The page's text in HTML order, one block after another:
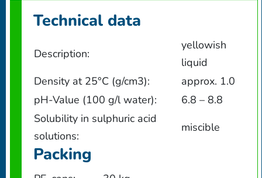
Technical data
Description:
yellowish
liquid
Density at 25°C (g/cm3):
approx. 1.0
pH-Value (100 g/l water):
6.8 – 8.8
Solubility in sulphuric acid
solutions:
miscible
Packing